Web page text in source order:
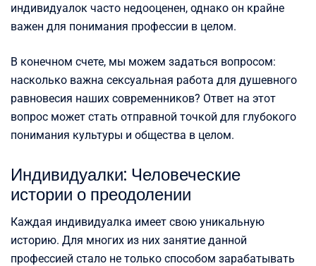
индивидуалок часто недооценен, однако он крайне
важен для понимания профессии в целом.
В конечном счете, мы можем задаться вопросом:
насколько важна сексуальная работа для душевного
равновесия наших современников? Ответ на этот
вопрос может стать отправной точкой для глубокого
понимания культуры и общества в целом.
Индивидуалки: Человеческие
истории о преодолении
Каждая индивидуалка имеет свою уникальную
историю. Для многих из них занятие данной
профессией стало не только способом зарабатывать